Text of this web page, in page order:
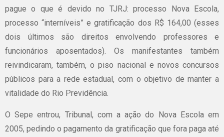
pague o que é devido no TJRJ: processo Nova Escola,
processo “interníveis” e gratificação dos R$ 164,00 (esses
dois últimos são direitos envolvendo professores e
funcionários aposentados). Os manifestantes também
reivindicaram, também, o piso nacional e novos concursos
públicos para a rede estadual, com o objetivo de manter a
vitalidade do Rio Previdência.
O Sepe entrou, Tribunal, com a ação do Nova Escola em
2005, pedindo o pagamento da gratificação que fora paga até